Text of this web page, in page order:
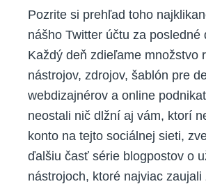
Pozrite si prehľad toho
nášho Twitter účtu za posledné
Každý deň zdieľame množstvo
nástrojov, zdrojov, šablón pre
webdizajnérov a online
neostali nič dlžní aj vám, ktorí
konto na tejto sociálnej sieti,
ďalšiu časť série blogpostov o
nástrojoch, ktoré najviac zaujali